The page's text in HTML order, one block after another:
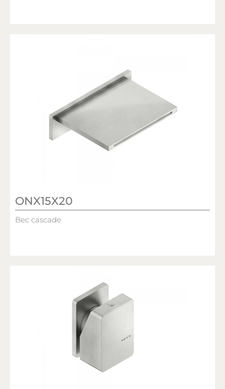
ONX15X20
Bec cascade